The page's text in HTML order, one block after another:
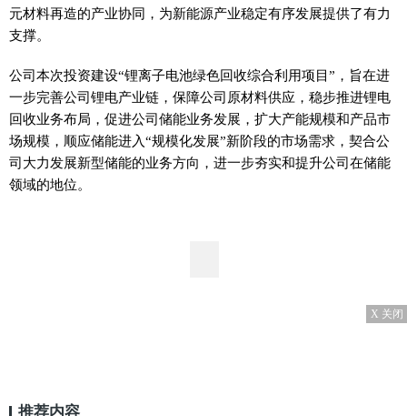
元材料再造的产业协同，为新能源产业稳定有序发展提供了有力
支撑。
公司本次投资建设“锂离子电池绿色回收综合利用项目”，旨在进
一步完善公司锂电产业链，保障公司原材料供应，稳步推进锂电
回收业务布局，促进公司储能业务发展，扩大产能规模和产品市
场规模，顺应储能进入“规模化发展”新阶段的市场需求，契合公
司大力发展新型储能的业务方向，进一步夯实和提升公司在储能
领域的地位。
X 关闭
推荐内容